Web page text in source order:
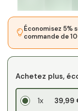
Économisez 5%
commande de
Achetez plus,
1x 39,99